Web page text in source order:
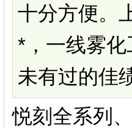
十分方便。
*，一线雾
未有过的佳
悦刻全系列